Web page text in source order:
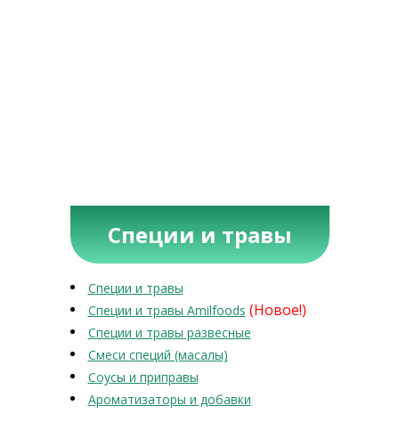
Специи и травы
Специи и травы
Специи и травы Amilfoods (Новое!)
Специи и травы развесные
Смеси специй (масалы)
Соусы и приправы
Ароматизаторы и добавки